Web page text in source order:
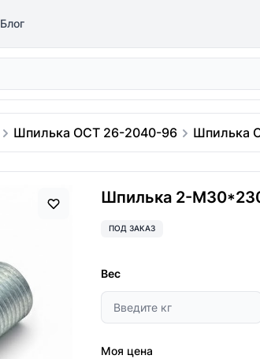
Блог
Шпилька ОСТ 26-2040-96 Шпилька
Шпилька 2-
ПОД ЗАКАЗ
Вес
Моя цена